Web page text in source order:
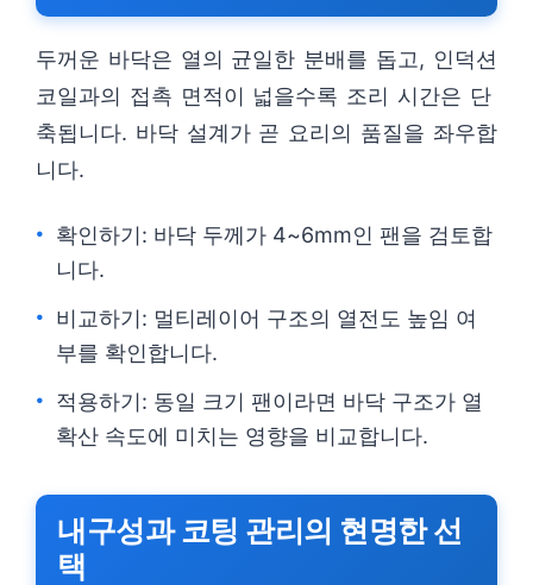
두꺼운 바닥은 열의 균일한 분배를 돕고, 인덕션
코일과의 접촉 면적이 넓을수록 조리 시간은 단
축됩니다. 바닥 설계가 곧 요리의 품질을 좌우합
니다.
확인하기: 바닥 두께가 4~6mm인 팬을 검토합
니다.
비교하기: 멀티레이어 구조의 열전도 높임 여
부를 확인합니다.
적용하기: 동일 크기 팬이라면 바닥 구조가 열
확산 속도에 미치는 영향을 비교합니다.
내구성과 코팅 관리의 현명한 선
택